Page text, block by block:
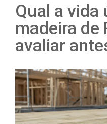
Qual a vida
madeira de
avaliar